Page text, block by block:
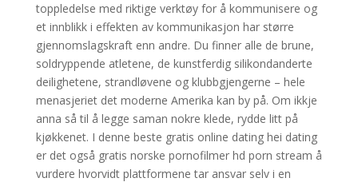
toppledelse med riktige verktøy for å kommunisere og
et innblikk i effekten av kommunikasjon har større
gjennomslagskraft enn andre. Du finner alle de brune,
soldryppende atletene, de kunstferdig silikondanderte
deilighetene, strandløvene og klubbgjengerne – hele
menasjeriet det moderne Amerika kan by på. Om ikkje
anna så til å legge saman nokre klede, rydde litt på
kjøkkenet. I denne beste gratis online dating hei dating
er det også gratis norske pornofilmer hd porn stream å
vurdere hvorvidt plattformene tar ansvar selv i en